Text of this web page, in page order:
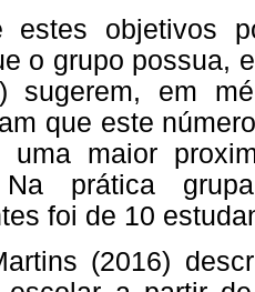
estes objetivos
o grupo possua,
sugerem, em
que este
uma maior
Na prática
foi de 10
(2016)